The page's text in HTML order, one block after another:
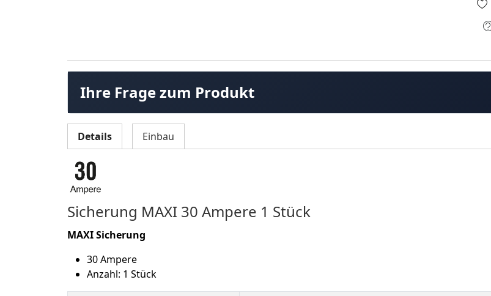
Ihre Frage zum Produkt
Details Einbau
Sicherung MAXI 30 Ampere 1 Stück
MAXI Sicherung
30 Ampere
Anzahl: 1 Stück